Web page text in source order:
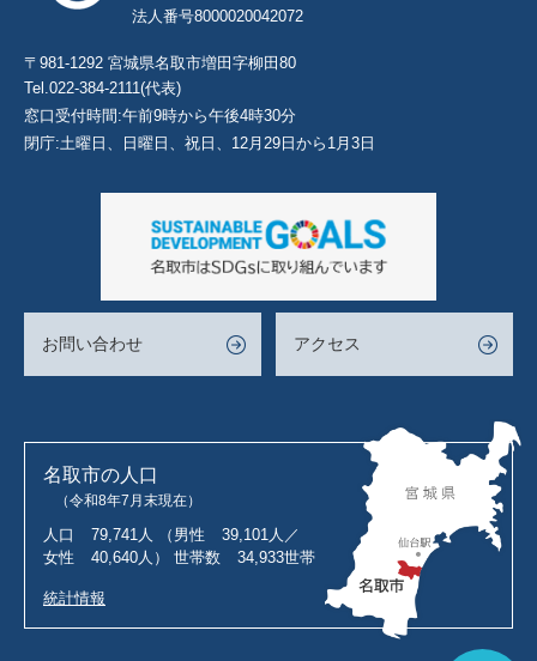
法人番号8000020042072
〒981-1292 宮城県名取市増田字柳田80
Tel.022-384-2111(代表)
窓口受付時間:午前9時から午後4時30分
閉庁:土曜日、日曜日、祝日、12月29日から1月3日
お問い合わせ アクセス
名取市の人口
（令和8年7月末現在）
人口 79,741人 （男性
39,101人／
女性
40,640人） 世帯数 34,933世帯
統計情報